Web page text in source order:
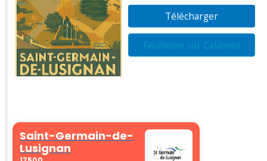
Télécharger
Feuilleter sur Calaméo